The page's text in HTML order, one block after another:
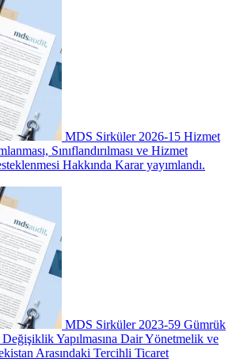
MDS Sirküler 2026-15 Hizmet
Sınıflandırılması ve Hizmet
Hakkında Karar yayımlandı.
MDS Sirküler 2023-59 Gümrük
Yapılmasına Dair Yönetmelik ve
Arasındaki Tercihli Ticaret